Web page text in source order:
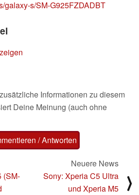
galaxy-s/SM-G925FZDADBT
Informationen zu diesem
Deine Meinung (auch ohne
/ Antworten
(SM-
Neuere News
Sony: Xperia C5 Ultra
und Xperia M5
⟩